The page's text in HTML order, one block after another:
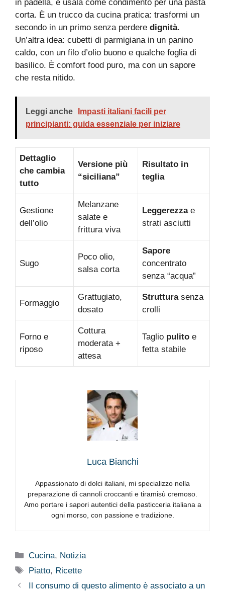
in padella, e usala come condimento per una pasta
corta. È un trucco da cucina pratica: trasformi un
secondo in un primo senza perdere dignità.
Un’altra idea: cubetti di parmigiana in un panino
caldo, con un filo d’olio buono e qualche foglia di
basilico. È comfort food puro, ma con un sapore
che resta nitido.
Leggi anche
Impasti italiani facili per
principianti: guida essenziale per iniziare
Dettaglio
che cambia
tutto
Versione più
“siciliana”
Risultato in
teglia
Gestione
dell’olio
Melanzane
salate e
frittura viva
Leggerezzae
strati asciutti
Sugo
Poco olio,
salsa corta
Sapore
concentrato
senza “acqua”
Formaggio
Grattugiato,
dosato
Strutturasenza
crolli
Forno e
riposo
Cottura
moderata +
attesa
Taglio pulito e
fetta stabile
Luca Bianchi
Appassionato di dolci italiani, mi specializzo nella
preparazione di cannoli croccanti e tiramisù cremoso.
Amo portare i sapori autentici della pasticceria italiana a
ogni morso, con passione e tradizione.
Categorie
Cucina, Notizia
Tag
Piatto, Ricette
Il consumo di questo alimento è associato a un